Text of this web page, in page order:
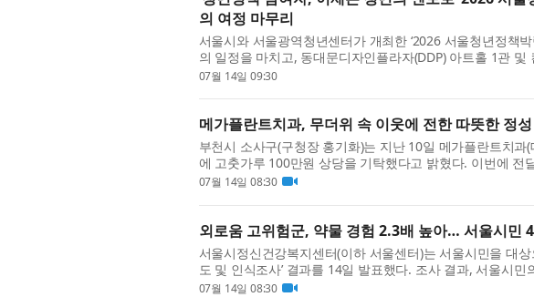
의 여정 마무리
서울시와 서울광역청년센터가 개최한 ‘2026 서울청년정책
의 일정을 마치고, 동대문디자인플라자(DDP) 아트홀 1관
며 성황리에 마무리됐다. 이번 박람회는 서울시 ‘제3차 청년정
07월 14일 09:30
메가플란트치과, 무더위 속 이웃에 전한 따뜻한 정성
부천시 소사구(구청장 홍기화)는 지난 10일 메가플란트치
에 고춧가루 100만원 상당을 기탁했다고 밝혔다. 이번에 전
지역 내 어르신과 취약계층을 위한 무료급식 식재료로 사용될
07월 14일 08:30
외로움 고위험군, 약물 경험 2.3배 높아… 서울시민
서울시정신건강복지센터(이하 서울센터)는 서울시민을 대
도 및 인식조사’ 결과를 14일 발표했다. 조사 결과, 서울시민
사회적 고립과 연결된 것으로 나타났다. 서울시민 외로움 고
07월 14일 08:30